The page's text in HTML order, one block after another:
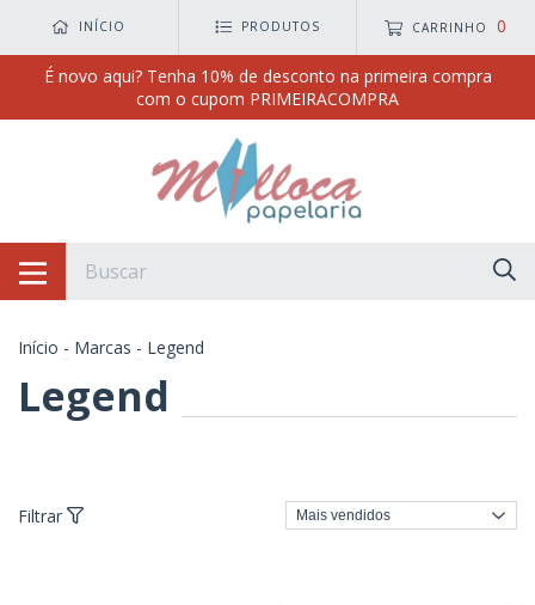
INÍCIO PRODUTOS CARRINHO 0
É novo aqui? Tenha 10% de desconto na primeira compra
com o cupom PRIMEIRACOMPRA
Início - Marcas - Legend
Legend
Filtrar